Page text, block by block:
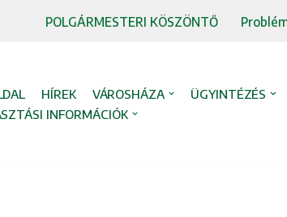
POLGÁRMESTERI KÖSZÖNTŐ
HÍREK VÁROSHÁZA ÜGYINTÉZÉS
INFORMÁCIÓK